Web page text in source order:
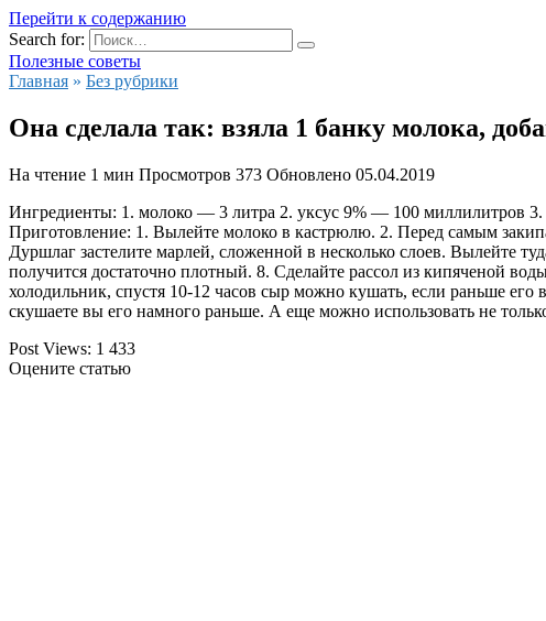
Перейти к содержанию
Search for:
Полезные советы
Главная » Без рубрики
Она сделала так: взяла 1 банку молока,
На чтение 1 мин Просмотров 373 Обновлено 05.04.2019
Ингредиенты: 1. молоко — 3 литра 2. уксус 9% — 100 миллилитров 3.
Приготовление: 1. Вылейте молоко в кастрюлю. 2. Перед самым
Дуршлаг застелите марлей, сложенной в несколько слоев. Вылейте
получится достаточно плотный. 8. Сделайте рассол из кипяченой
холодильник, спустя 10-12 часов сыр можно кушать, если раньше его
скушаете вы его намного раньше. А еще можно использовать не
Post Views: 1 433
Оцените статью